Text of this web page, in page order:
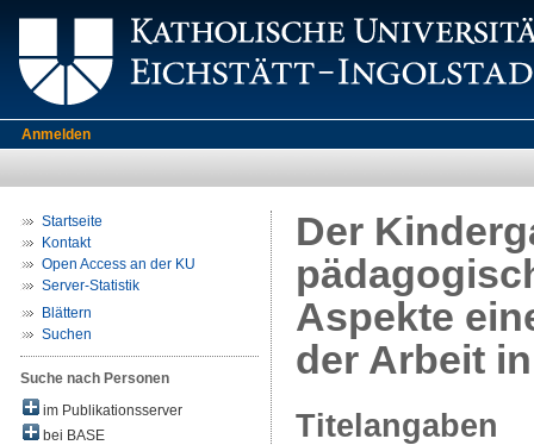
Anmelden
Startseite
Kontakt
Open Access an der KU
Server-Statistik
Blättern
Suchen
Suche nach Personen
im Publikationsserver
bei BASE
Der
Aspekte
der Arbeit
Titelangaben